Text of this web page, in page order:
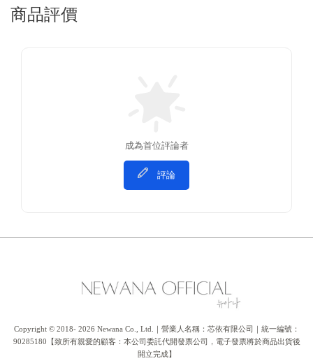
商品評價
成為首位評論者
評論
Copyright © 2018- 2026 Newana Co., Ltd.｜營業人名稱：芯依有限公司｜統一編號：
90285180【致所有親愛的顧客：本公司委託代開發票公司，電子發票將於商品出貨後
開立完成】